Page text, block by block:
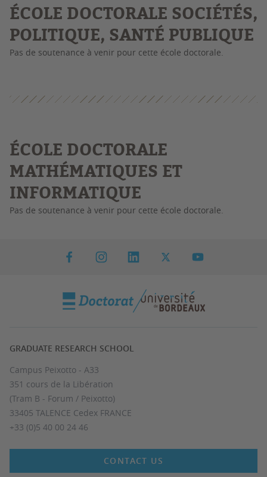
ÉCOLE DOCTORALE SOCIÉTÉS,
POLITIQUE, SANTÉ PUBLIQUE
Pas de soutenance à venir pour cette école doctorale.
ÉCOLE DOCTORALE
MATHÉMATIQUES ET
INFORMATIQUE
Pas de soutenance à venir pour cette école doctorale.
GRADUATE RESEARCH SCHOOL
Campus Peixotto - A33
351 cours de la Libération
(Tram B - Forum / Peixotto)
33405 TALENCE Cedex FRANCE
+33 (0)5 40 00 24 46
CONTACT US